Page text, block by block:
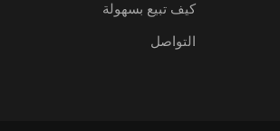
كيف تبيع بسهولة
التواصل